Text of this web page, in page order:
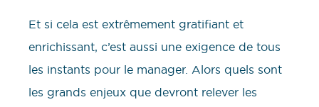
Et si cela est extrêmement gratifiant et
enrichissant, c’est aussi une exigence de tous
les instants pour le manager. Alors quels sont
les grands enjeux que devront relever les